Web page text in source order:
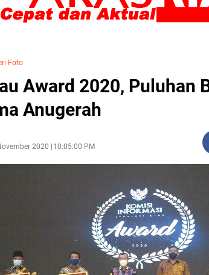
Foto
Award 2020, Puluhan
Anugerah
2020
10:05:00 PM